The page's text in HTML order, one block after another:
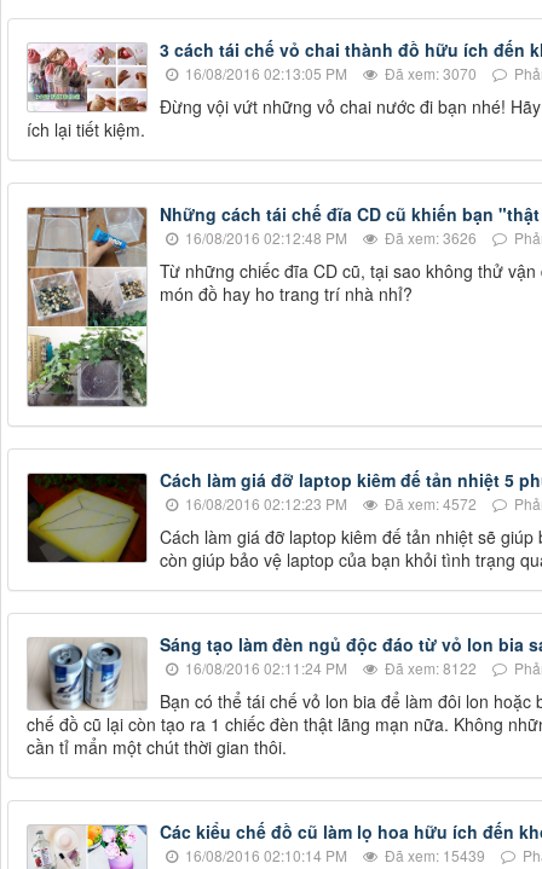
3 cách tái chế vỏ chai thành đồ hữu ích đến
16/08/2016 02:13:05 PM Đã xem: 3070
Đừng vội vứt những vỏ chai nước đi bạn nhé!
ích lại tiết kiệm.
Những cách tái chế đĩa CD cũ khiến bạn
16/08/2016 02:12:48 PM Đã xem: 3626
Từ những chiếc đĩa CD cũ, tại sao không thử
món đồ hay ho trang trí nhà nhỉ?
Cách làm giá đỡ laptop kiêm đế tản nhiệt 5
16/08/2016 02:12:23 PM Đã xem: 4572
Cách làm giá đỡ laptop kiêm đế tản nhiệt sẽ
còn giúp bảo vệ laptop của bạn khỏi tình trạng
Sáng tạo làm đèn ngủ độc đáo từ vỏ lon bia
16/08/2016 02:11:24 PM Đã xem: 8122
Bạn có thể tái chế vỏ lon bia để làm đôi lon
chế đồ cũ lại còn tạo ra 1 chiếc đèn thật lãng mạn nữa. Không
cần tỉ mẩn một chút thời gian thôi.
Các kiểu chế đồ cũ làm lọ hoa hữu ích đến
16/08/2016 02:10:14 PM Đã xem: 15439